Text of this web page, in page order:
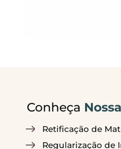
Conheça
Retificação de
Regularização de